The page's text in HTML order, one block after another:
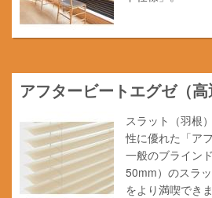
アフタービートエグゼ（高
スラット（羽根
性に優れた「ア
一般のブライン
50mm）のスラ
をより満喫できま